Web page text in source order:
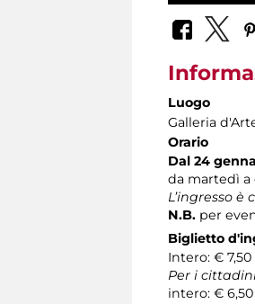
Luogo
Galleria
Orario
Dal 24
da martedì a
L’ingresso
N.B. per
Biglietto
Intero: € 7,50
Per i
intero: €